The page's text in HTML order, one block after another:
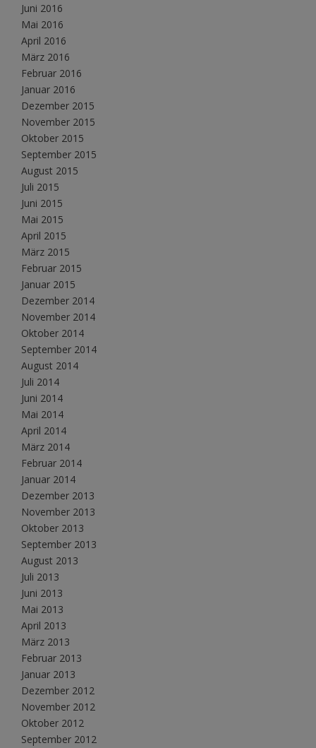
Juni 2016
Mai 2016
April 2016
März 2016
Februar 2016
Januar 2016
Dezember 2015
November 2015
Oktober 2015
September 2015
August 2015
Juli 2015
Juni 2015
Mai 2015
April 2015
März 2015
Februar 2015
Januar 2015
Dezember 2014
November 2014
Oktober 2014
September 2014
August 2014
Juli 2014
Juni 2014
Mai 2014
April 2014
März 2014
Februar 2014
Januar 2014
Dezember 2013
November 2013
Oktober 2013
September 2013
August 2013
Juli 2013
Juni 2013
Mai 2013
April 2013
März 2013
Februar 2013
Januar 2013
Dezember 2012
November 2012
Oktober 2012
September 2012